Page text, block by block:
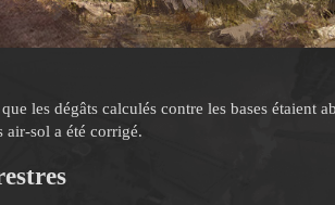
les dégâts calculés contre les bases étaient
air-sol a été corrigé.